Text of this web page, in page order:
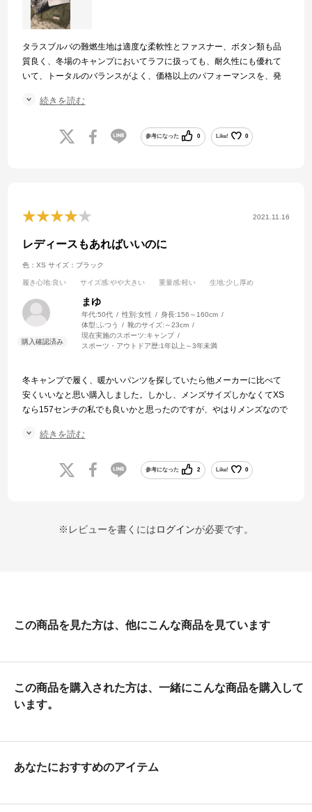
タラスブルバの難燃生地は適度な柔軟性とファスナー、ボタン類も品
質良く、冬場のキャンプにおいてラフに扱っても、耐久性にも優れて
いて、トータルのバランスがよく、価格以上のパフォーマンスを、発
続きを読む
参考になった 0 Like! 0
2021.11.16
レディースもあればいいのに
色：XS サイズ：ブラック
履き心地:良い サイズ感:やや大きい 重量感:軽い 生地:少し厚め
まゆ
年代:50代 性別:女性 身長:156～160cm
体型: ふつう 靴のサイズ: ～23cm
現在実施のスポーツ:キャンプ
スポーツ・アウトドア歴:1年以上～3年未満
冬キャンプで履く、暖かいパンツを探していたら他メーカーに比べて
安くいいなと思い購入しました。しかし、メンズサイズしかなくてXS
なら157センチの私でも良いかと思ったのですが、やはりメンズなので
あと、シルエットもダボついててゆったり履けるのはいいのですが、
だけど、寒さには勝てないので、たくさん履こうと思います。
続きを読む
参考になった 2 Like! 0
※レビューを書くにはログインが必要です。
この商品を見た方は、他にこんな商品を見ています
この商品を購入された方は、一緒にこんな商品を購入して
います。
あなたにおすすめのアイテム